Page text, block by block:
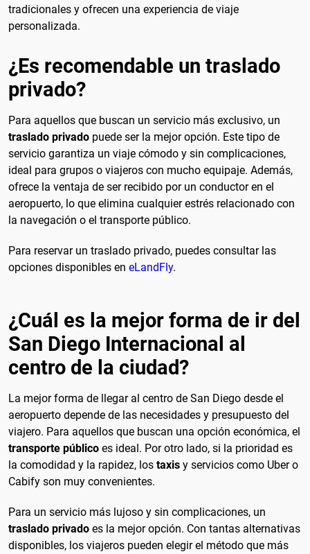
tradicionales y ofrecen una experiencia de viaje
personalizada.
¿Es recomendable un traslado
privado?
Para aquellos que buscan un servicio más exclusivo, un
traslado privado puede ser la mejor opción. Este tipo de
servicio garantiza un viaje cómodo y sin complicaciones,
ideal para grupos o viajeros con mucho equipaje. Además,
ofrece la ventaja de ser recibido por un conductor en el
aeropuerto, lo que elimina cualquier estrés relacionado con
la navegación o el transporte público.
Para reservar un traslado privado, puedes consultar las
opciones disponibles en eLandFly.
¿Cuál es la mejor forma de ir del
San Diego Internacional al
centro de la ciudad?
La mejor forma de llegar al centro de San Diego desde el
aeropuerto depende de las necesidades y presupuesto del
viajero. Para aquellos que buscan una opción económica, el
transporte público es ideal. Por otro lado, si la prioridad es
la comodidad y la rapidez, los taxis y servicios como Uber o
Cabify son muy convenientes.
Para un servicio más lujoso y sin complicaciones, un
traslado privado es la mejor opción. Con tantas alternativas
disponibles, los viajeros pueden elegir el método que más